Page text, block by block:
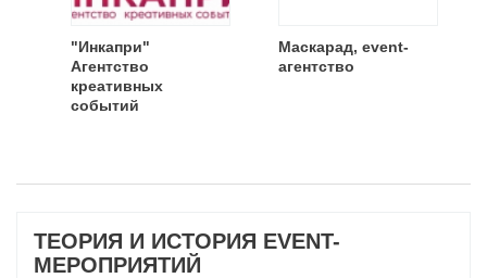
"Инкапри"
Агентство
креативных
событий
Маскарад, event-
агентство
ТЕОРИЯ И ИСТОРИЯ EVENT-
МЕРОПРИЯТИЙ